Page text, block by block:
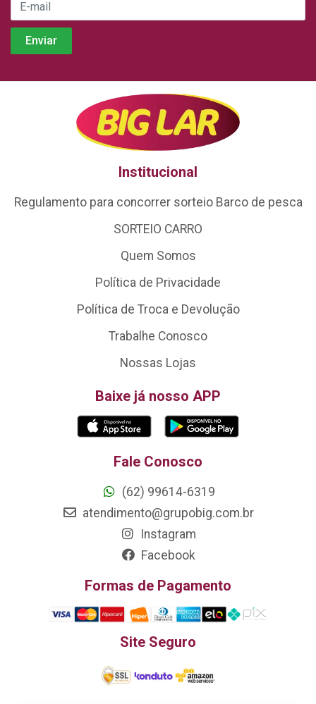
Institucional
Regulamento para concorrer sorteio Barco de pesca
SORTEIO CARRO
Quem Somos
Política de Privacidade
Política de Troca e Devolução
Trabalhe Conosco
Nossas Lojas
Baixe já nosso APP
Fale Conosco
(62) 99614-6319
atendimento@grupobig.com.br
Instagram
Facebook
Formas de Pagamento
Site Seguro